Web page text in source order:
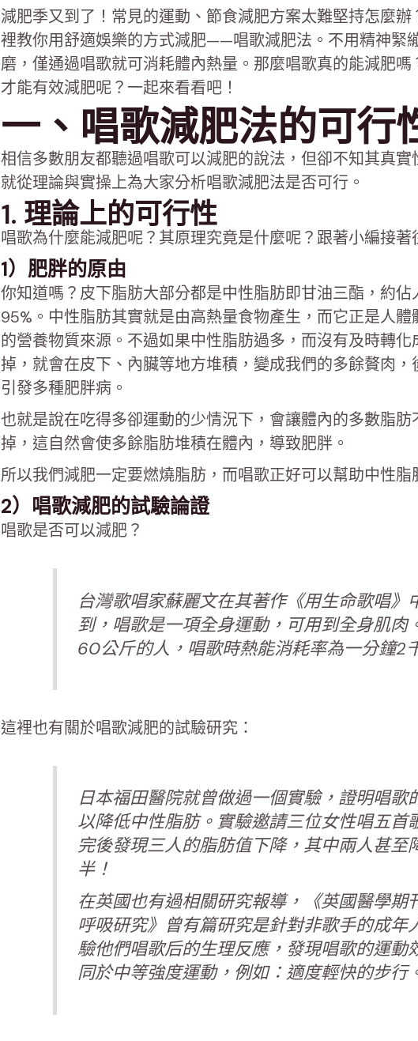
減肥季又到了！常見的運動、節食減肥方案太難堅持怎麼辦
裡教你用舒適娛樂的方式減肥——唱歌減肥法。不用精神緊
磨，僅通過唱歌就可消耗體內熱量。那麼唱歌真的能減肥嗎
才能有效減肥呢？一起來看看吧！
一、唱歌減肥法的可行
相信多數朋友都聽過唱歌可以減肥的說法，但卻不知其真實
就從理論與實操上為大家分析唱歌減肥法是否可行。
1. 理論上的可行性
唱歌為什麼能減肥呢？其原理究竟是什麼呢？跟著小編接著
1）肥胖的原由
你知道嗎？皮下脂肪大部分都是中性脂肪即甘油三酯，約佔
95%。中性脂肪其實就是由高熱量食物產生，而它正是人體
的營養物質來源。不過如果中性脂肪過多，而沒有及時轉化
掉，就會在皮下、內臟等地方堆積，變成我們的多餘贅肉，
引發多種肥胖病。
也就是說在吃得多卻運動的少情況下，會讓體內的多數脂肪
掉，這自然會使多餘脂肪堆積在體內，導致肥胖。
所以我們減肥一定要燃燒脂肪，而唱歌正好可以幫助中性脂
2）唱歌減肥的試驗論證
唱歌是否可以減肥？
台灣歌唱家蘇麗文在其著作《用生命歌唱》
到，唱歌是一項全身運動，可用到全身肌肉
60公斤的人，唱歌時熱能消耗率為一分鐘2
這裡也有關於唱歌減肥的試驗研究：
日本福田醫院就曾做過一個實驗，證明唱歌
以降低中性脂肪。實驗邀請三位女性唱五首
完後發現三人的脂肪值下降，其中兩人甚至
半！
在英國也有過相關研究報導，《英國醫學期
呼吸研究》曾有篇研究是針對非歌手的成年
驗他們唱歌后的生理反應，發現唱歌的運動
同於中等強度運動，例如：適度輕快的步行